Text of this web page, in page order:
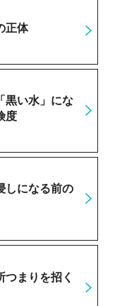
正体
黒い水」にな
度
しになる前の
まりを招く